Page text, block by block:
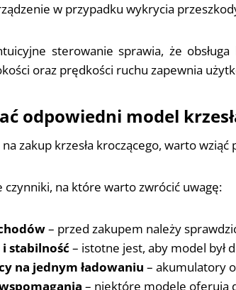
w przypadku wykrycia
sterowanie sprawia, że
oraz prędkości ruchu zapewnia
odpowiedni model
na zakup krzesła kroczącego, warto
czynniki, na które warto zwrócić uwagę:
– przed zakupem należy
i stabilność – istotne jest, aby model był
na jednym ładowaniu – akumulatory
– niektóre modele oferują